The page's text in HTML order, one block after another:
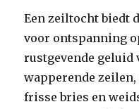
Een zeiltocht biedt
voor ontspanning
rustgevende geluid
wapperende
frisse bries en